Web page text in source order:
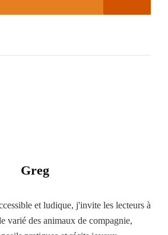
Greg
et ludique, j'invite les lecteurs à
varié des animaux de compagnie,